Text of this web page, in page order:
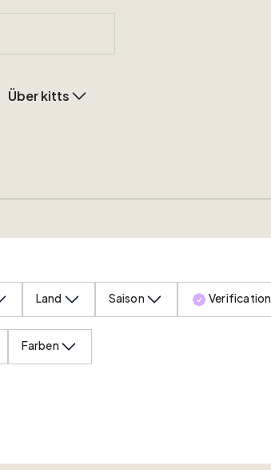
Über kitts
Land Saison Verification
Farben